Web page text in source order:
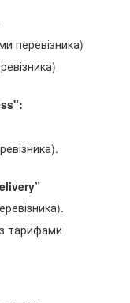
перевізника)
тарифами